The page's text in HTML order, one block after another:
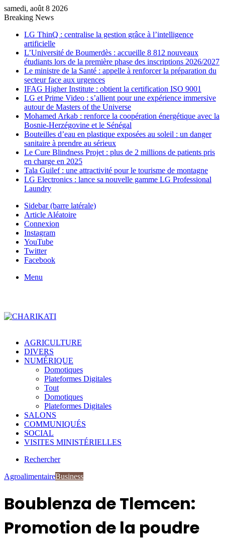
samedi, août 8 2026
Breaking News
LG ThinQ : centralise la gestion grâce à l’intelligence
artificielle
L’Université de Boumerdès : accueille 8 812 nouveaux
étudiants lors de la première phase des inscriptions 2026/2027
Le ministre de la Santé : appelle à renforcer la préparation du
secteur face aux urgences
IFAG Higher Institute : obtient la certification ISO 9001
LG et Prime Video : s’allient pour une expérience immersive
autour de Masters of the Universe
Mohamed Arkab : renforce la coopération énergétique avec la
Bosnie-Herzégovine et le Sénégal
Bouteilles d’eau en plastique exposées au soleil : un danger
sanitaire à prendre au sérieux
Le Cure Blindness Projet : plus de 2 millions de patients pris
en charge en 2025
Tala Guilef : une attractivité pour le tourisme de montagne
LG Electronics : lance sa nouvelle gamme LG Professional
Laundry
Sidebar (barre latérale)
Article Aléatoire
Connexion
Instagram
YouTube
Twitter
Facebook
Menu
AGRICULTURE
DIVERS
NUMÉRIQUE
Domotiques
Plateformes Digitales
Tout
Domotiques
Plateformes Digitales
SALONS
COMMUNIQUÉS
SOCIAL
VISITES MINISTÉRIELLES
Rechercher
AgroalimentaireBusiness
Boublenza de Tlemcen:
Promotion de la poudre